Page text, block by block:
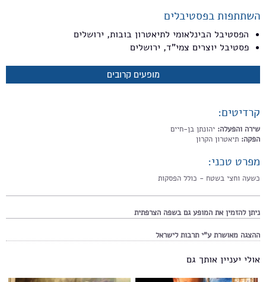
השתתפות בפסטיבלים
הפסטיבל הבינלאומי לתיאטרון בובות, ירושלים
פסטיבל יוצרים צמי"ד, ירושלים
מופעים קרובים
קרדיטים:
שירה והפעלה: יהונתן בן-חיים
הפקה: תיאטרון הקרון
מפרט טכני:
כשעה וחצי בשטח - כולל הפסקות
ניתן להזמין את המופע גם בשפה הצרפתית
ההצגה מאושרת ע"י תרבות לישראל
אולי יעניין אותך גם